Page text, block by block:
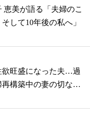
恵美が語る「夫婦のこ
して10年後の私へ」
欲旺盛になった夫…過
構築中の妻の切なる